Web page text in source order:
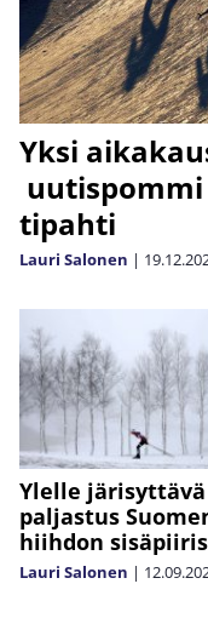
Yksi
uutispommi
tipahti
Lauri Salonen |
Ylelle järisyttävä
paljastus
hiihdon
Lauri Salonen |